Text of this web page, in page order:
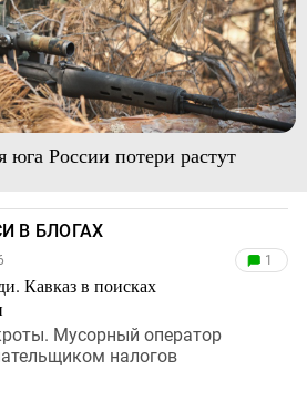
России потери растут
В БЛОГАХ
Кавказ в поисках
1
Мусорный оператор
налогов